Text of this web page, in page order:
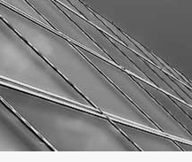
展
服务